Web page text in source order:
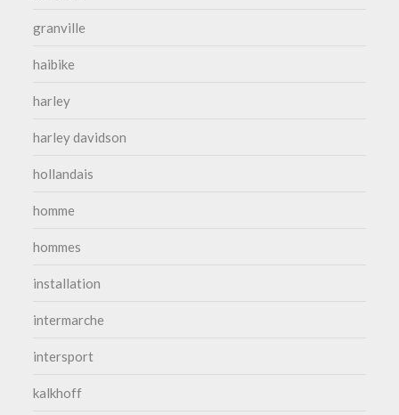
granville
haibike
harley
harley davidson
hollandais
homme
hommes
installation
intermarche
intersport
kalkhoff